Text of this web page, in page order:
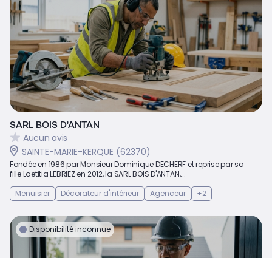
SARL BOIS D'ANTAN
Aucun avis
SAINTE-MARIE-KERQUE (62370)
Fondée en 1986 par Monsieur Dominique DECHERF et reprise par sa
fille Laetitia LEBRIEZ en 2012, la SARL BOIS D'ANTAN,...
Menuisier
Décorateur d'intérieur Agenceur +2
Disponibilité inconnue